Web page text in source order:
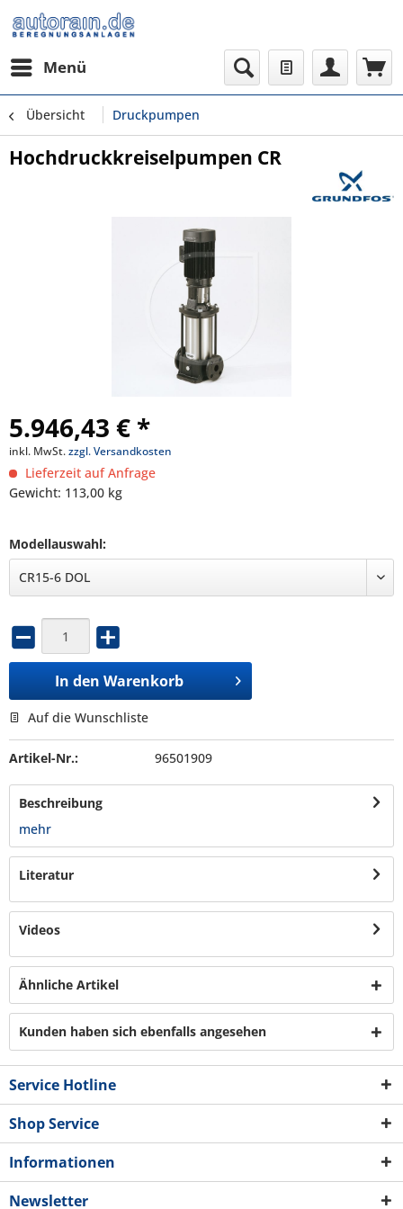
Menü
Übersicht Druckpumpen
Hochdruckkreiselpumpen CR
5.946,43 € *
inkl. MwSt.zzgl. Versandkosten
Lieferzeit auf Anfrage
Gewicht: 113,00 kg
Modellauswahl:
In den Warenkorb
Auf die Wunschliste
Artikel-Nr.: 96501909
Beschreibung
mehr
Literatur
Videos
Ähnliche Artikel
Kunden haben sich ebenfalls angesehen
Service Hotline
Shop Service
Informationen
Newsletter